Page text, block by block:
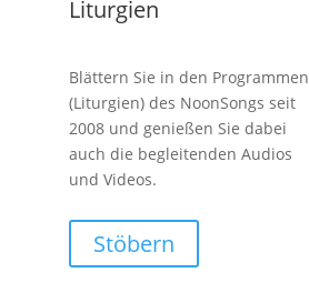
Liturgien
Blättern Sie in den Programmen
(Liturgien) des NoonSongs seit
2008 und genießen Sie dabei
auch die begleitenden Audios
und Videos.
Stöbern